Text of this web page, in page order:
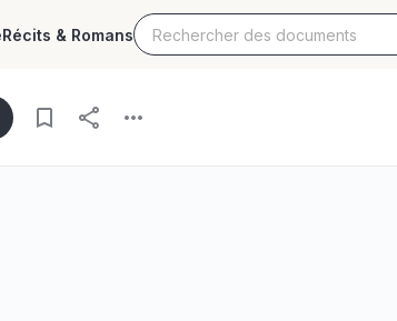
Récits & Romans